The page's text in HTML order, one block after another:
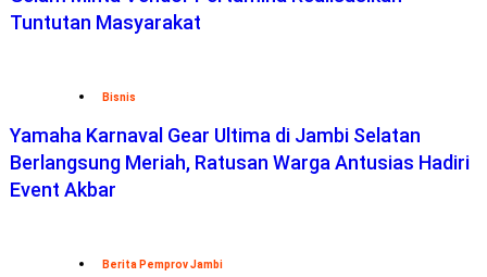
Tuntutan Masyarakat
Bisnis
Yamaha Karnaval Gear Ultima di Jambi Selatan
Berlangsung Meriah, Ratusan Warga Antusias Hadiri
Event Akbar
Berita Pemprov Jambi